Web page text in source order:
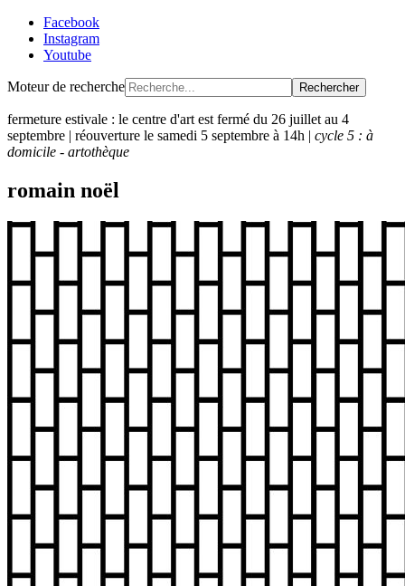
Facebook
Instagram
Youtube
Moteur de recherche Rechercher
fermeture estivale : le centre d'art est fermé du 26 juillet au 4
septembre | réouverture le samedi 5 septembre à 14h | cycle 5 : à
domicile - artothèque
romain noël